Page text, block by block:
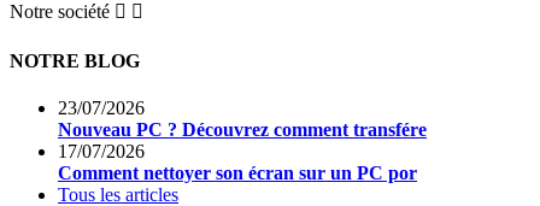
Notre société  
NOTRE BLOG
23/07/2026
Nouveau PC ? Découvrez comment transfére
17/07/2026
Comment nettoyer son écran sur un PC por
Tous les articles